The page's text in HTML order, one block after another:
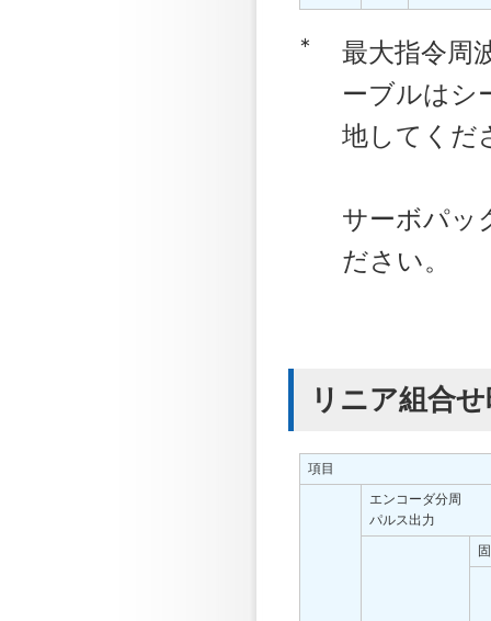
∗
最大指令周
ーブルはシ
地してくだ
サーボパッ
ださい。
リニア組合
項目
エンコーダ分周
パルス出力